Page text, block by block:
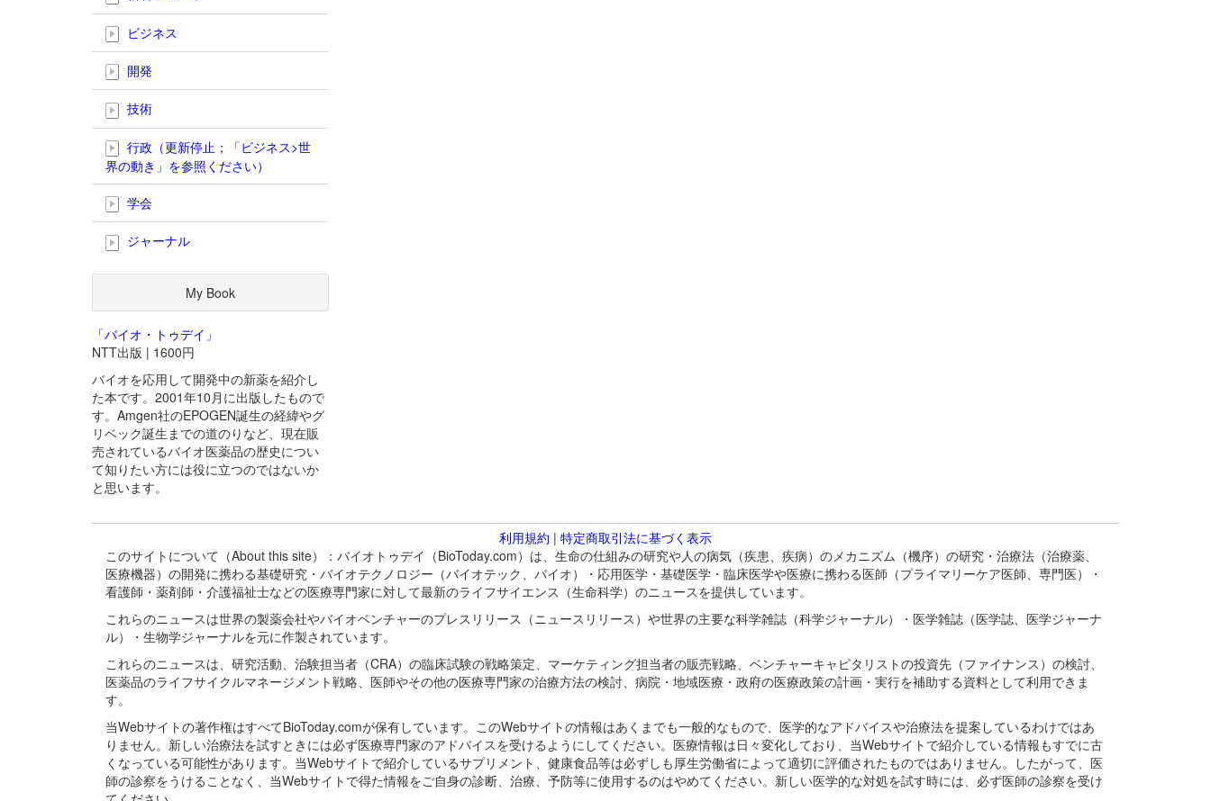
ビジネス
開発
技術
行政（更新停止；「ビジネス>世
界の動き」を参照ください）
学会
ジャーナル
My Book
「バイオ・トゥデイ」
NTT出版 | 1600円
バイオを応用して開発中の新薬を紹介し
た本です。2001年10月に出版したもので
す。Amgen社のEPOGEN誕生の経緯やグ
リベック誕生までの道のりなど、現在販
売されているバイオ医薬品の歴史につい
て知りたい方には役に立つのではないか
と思います。
利用規約 | 特定商取引法に基づく表示
このサイトについて（About this site）：バイオトゥデイ（BioToday.com）は、生命の仕組みの研究や人の病気（疾患、疾病）のメカニズム（機序）の研究・治療法（治療薬、
医療機器）の開発に携わる基礎研究・バイオテクノロジー（バイオテック、バイオ）・応用医学・基礎医学・臨床医学や医療に携わる医師（プライマリーケア医師、専門医）・
看護師・薬剤師・介護福祉士などの医療専門家に対して最新のライフサイエンス（生命科学）のニュースを提供しています。
これらのニュースは世界の製薬会社やバイオベンチャーのプレスリリース（ニュースリリース）や世界の主要な科学雑誌（科学ジャーナル）・医学雑誌（医学誌、医学ジャーナ
ル）・生物学ジャーナルを元に作製されています。
これらのニュースは、研究活動、治験担当者（CRA）の臨床試験の戦略策定、マーケティング担当者の販売戦略、ベンチャーキャピタリストの投資先（ファイナンス）の検討、
医薬品のライフサイクルマネージメント戦略、医師やその他の医療専門家の治療方法の検討、病院・地域医療・政府の医療政策の計画・実行を補助する資料として利用できま
す。
当Webサイトの著作権はすべてBioToday.comが保有しています。このWebサイトの情報はあくまでも一般的なもので、医学的なアドバイスや治療法を提案しているわけではあ
りません。新しい治療法を試すときには必ず医療専門家のアドバイスを受けるようにしてください。医療情報は日々変化しており、当Webサイトで紹介している情報もすでに古
くなっている可能性があります。当Webサイトで紹介しているサプリメント、健康食品等は必ずしも厚生労働省によって適切に評価されたものではありません。したがって、医
師の診察をうけることなく、当Webサイトで得た情報をご自身の診断、治療、予防等に使用するのはやめてください。新しい医学的な対処を試す時には、必ず医師の診察を受け